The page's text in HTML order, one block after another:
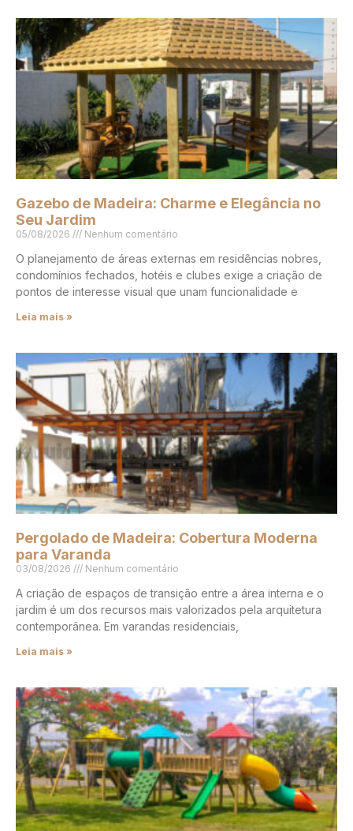
Gazebo de Madeira: Charme e Elegância no
Seu Jardim
05/08/2026 Nenhum comentário
O planejamento de áreas externas em residências nobres,
condomínios fechados, hotéis e clubes exige a criação de
pontos de interesse visual que unam funcionalidade e
Leia mais »
Pergolado de Madeira: Cobertura Moderna
para Varanda
03/08/2026 Nenhum comentário
A criação de espaços de transição entre a área interna e o
jardim é um dos recursos mais valorizados pela arquitetura
contemporânea. Em varandas residenciais,
Leia mais »